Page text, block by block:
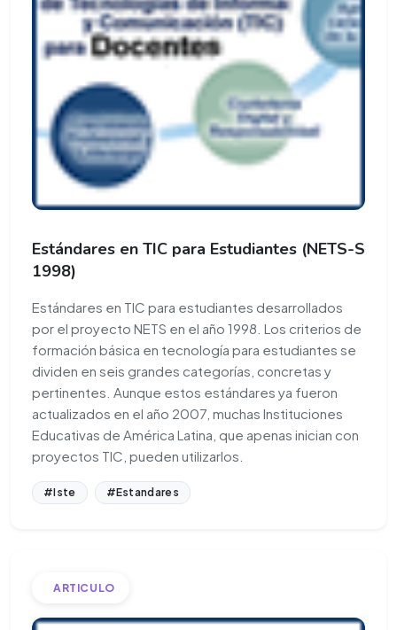
Estándares en TIC para Estudiantes (NETS-S
1998)
Estándares en TIC para estudiantes desarrollados
por el proyecto NETS en el año 1998. Los criterios de
formación básica en tecnología para estudiantes se
dividen en seis grandes categorías, concretas y
pertinentes. Aunque estos estándares ya fueron
actualizados en el año 2007, muchas Instituciones
Educativas de América Latina, que apenas inician con
proyectos TIC, pueden utilizarlos.
#Iste #Estandares
ARTICULO